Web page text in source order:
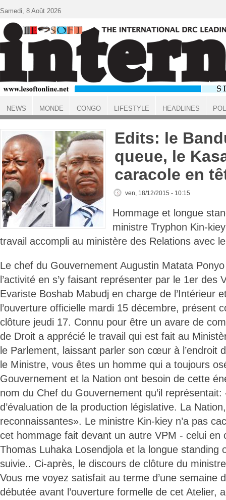
ACCUEIL
Edits: le
queue, le
caracole en
ven, 18/12/2015 - 10:15
Hommage et longue
ministre Tryphon Kin-
travail accompli au ministère des Relations avec
Le chef du Gouvernement Augustin Matata
l’activité en s’y faisant représenter par le 1er des
Evariste Boshab Mabudj en charge de l’Intérieur
l’ouverture officielle mardi 15 décembre, présent
clôture jeudi 17. Connu pour être un avare de
de Droit a apprécié le travail qui est fait au
le Parlement, laissant parler son cœur à l’endroit
le Ministre, vous êtes un homme qui a toujours
Gouvernement et la Nation ont besoin de cette
nom du Chef du Gouvernement qu’il
d’évaluation de la production législative. La
reconnaissantes». Le ministre Kin-kiey n’a pas
cet hommage fait devant un autre VPM - celui en
Thomas Luhaka Losendjola et la longue standing
suivie.. Ci-après, le discours de clôture du
Vous me voyez satisfait au terme d’une semaine
débutée avant l’ouverture formelle de cet Atelier,
Samedi, 8 Août 2026
NEWS MONDE CONGO LIFESTYLE HEADLINES